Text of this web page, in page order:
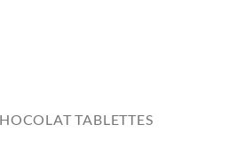
TABLETTES